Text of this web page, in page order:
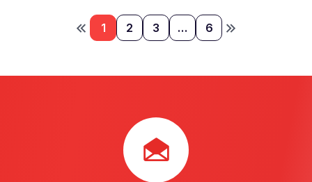
1 2 3 … 6